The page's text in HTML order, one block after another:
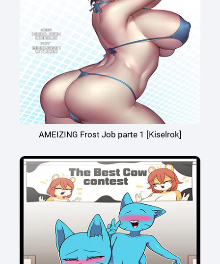
AMEIZING Frost Job parte 1 [Kiselrok]